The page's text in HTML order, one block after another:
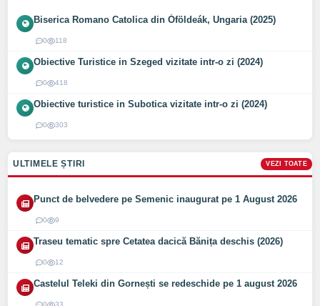
Biserica Romano Catolica din Óföldeák, Ungaria (2025)
0 118
Obiective Turistice in Szeged vizitate intr-o zi (2024)
0 418
Obiective turistice in Subotica vizitate intr-o zi (2024)
0 303
ULTIMELE ȘTIRI VEZI TOATE
Punct de belvedere pe Semenic inaugurat pe 1 August 2026
0 9
Traseu tematic spre Cetatea dacică Bănița deschis (2026)
0 12
Castelul Teleki din Gornești se redeschide pe 1 august 2026
0 33